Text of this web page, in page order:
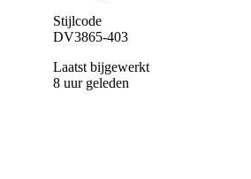
Stijlcode
DV3865-403
Laatst bijgewerkt
8 uur geleden